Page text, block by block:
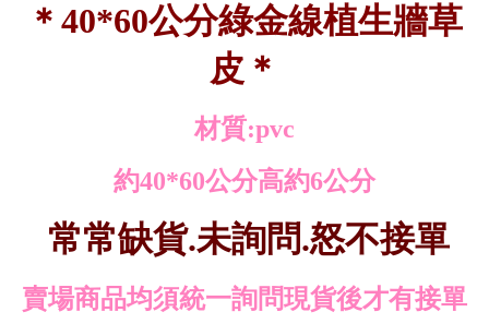
＊40*60公分綠金線植生牆草
皮＊
材質:pvc
約40*60公分高約6公分
常常缺貨.未詢問.怒不接單
賣場商品均須統一詢問現貨後才有接單